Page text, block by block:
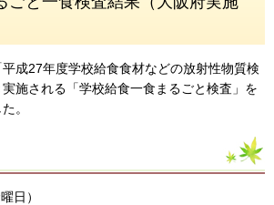
成27年度学校給食食材などの放射性物質検
施される「学校給食一食まるごと検査」を
。
日）